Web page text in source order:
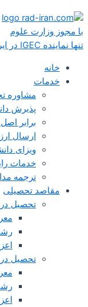
با مجوز وزارت علوم
تنها نماینده IGEC در ایران
خانه
خدمات
مشاوره
پذیرش
برابر
ارسال ارز
ویزای
خدمات
ترجمه
مقاصد تحصیلی
تحصیل
تحصیل در